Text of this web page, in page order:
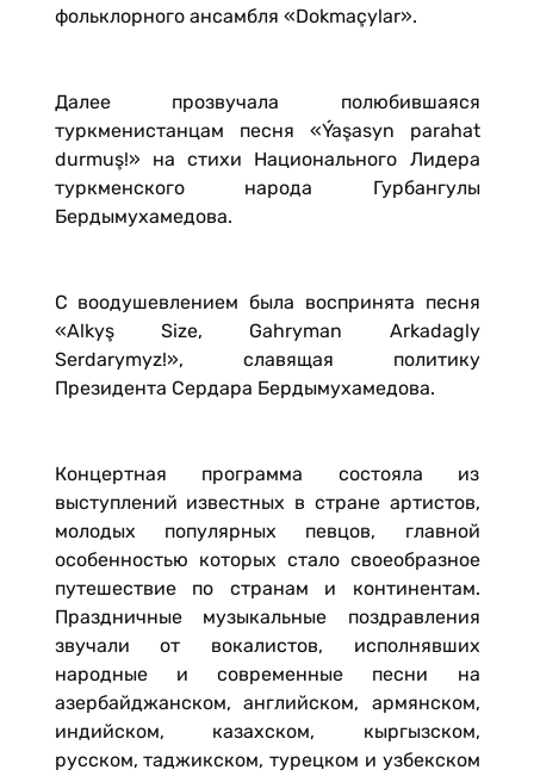
фольклорного ансамбля «Dokmaçylar».
Далее прозвучала полюбившаяся
туркменистанцам песня «Ýaşasyn parahat
durmuş!» на стихи Национального Лидера
туркменского народа Гурбангулы
Бердымухамедова.
С воодушевлением была воспринята песня
«Alkyş Size, Gahryman Arkadagly
Serdarymyz!», славящая политику
Президента Сердара Бердымухамедова.
Концертная программа состояла из
выступлений известных в стране артистов,
молодых популярных певцов, главной
особенностью которых стало своеобразное
путешествие по странам и континентам.
Праздничные музыкальные поздравления
звучали от вокалистов, исполнявших
народные и современные песни на
азербайджанском, английском, армянском,
индийском, казахском, кыргызском,
русском, таджикском, турецком и узбекском